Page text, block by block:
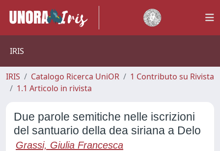
IRIS
IRIS Catalogo Ricerca UniOR
1 Contributo su Rivista
1.1 Articolo in rivista
Due parole semitiche nelle iscrizioni
del santuario della dea siriana a Delo
Grassi, Giulia Francesca